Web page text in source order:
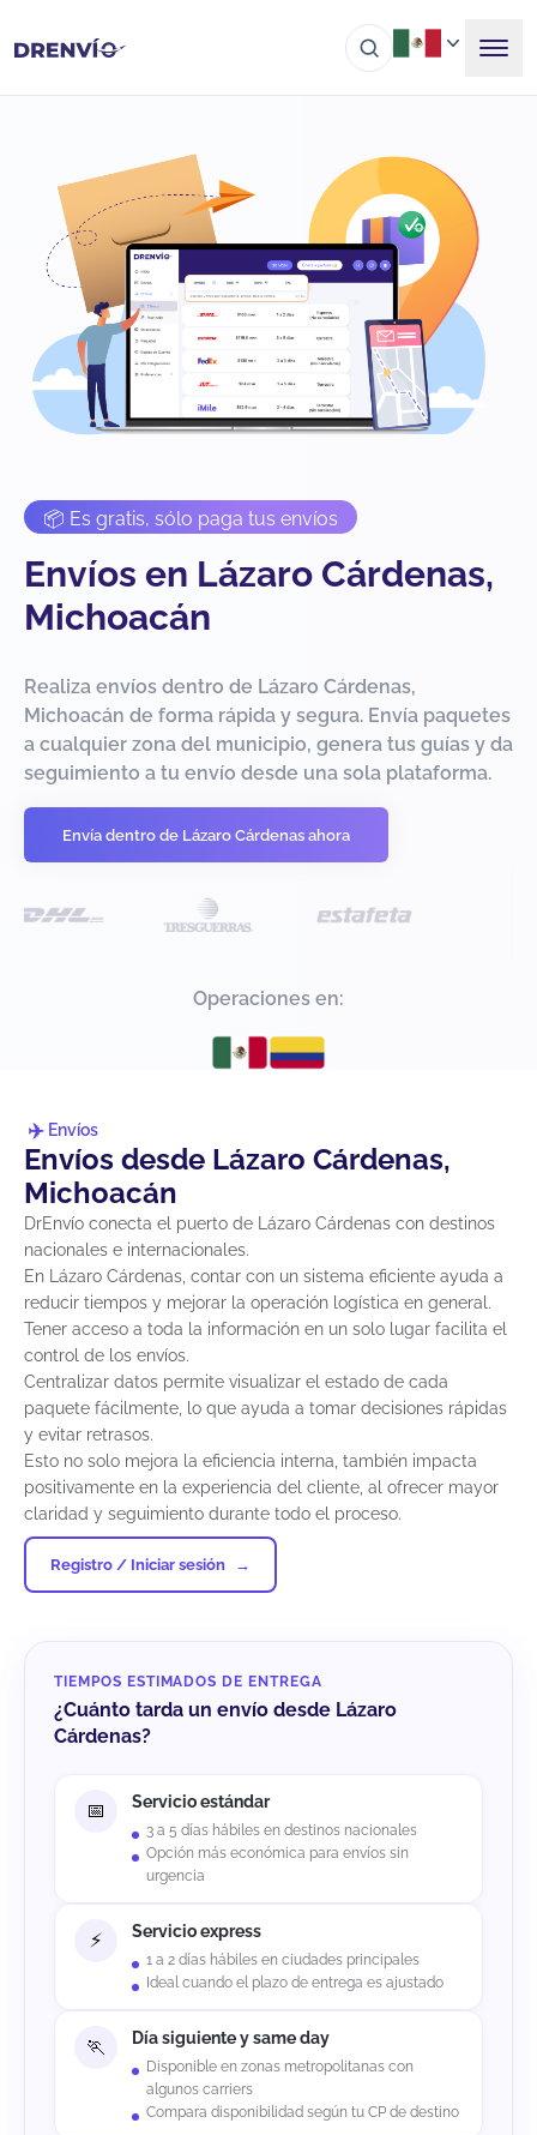
📦 Es gratis, sólo paga tus envíos
Envíos en Lázaro Cárdenas,
Michoacán
Realiza envíos dentro de Lázaro Cárdenas,
Michoacán de forma rápida y segura. Envía paquetes
a cualquier zona del municipio, genera tus guías y da
seguimiento a tu envío desde una sola plataforma.
Envía dentro de Lázaro Cárdenas ahora
Operaciones en:
Envíos
Envíos desde Lázaro Cárdenas,
Michoacán
DrEnvío conecta el puerto de Lázaro Cárdenas con destinos
nacionales e internacionales.
En Lázaro Cárdenas, contar con un sistema eficiente ayuda a
reducir tiempos y mejorar la operación logística en general.
Tener acceso a toda la información en un solo lugar facilita el
control de los envíos.
Centralizar datos permite visualizar el estado de cada
paquete fácilmente, lo que ayuda a tomar decisiones rápidas
y evitar retrasos.
Esto no solo mejora la eficiencia interna, también impacta
positivamente en la experiencia del cliente, al ofrecer mayor
claridad y seguimiento durante todo el proceso.
Registro / Iniciar sesión
TIEMPOS ESTIMADOS DE ENTREGA
¿Cuánto tarda un envío desde Lázaro
Cárdenas?
Servicio estándar
3 a 5 días hábiles en destinos nacionales
Opción más económica para envíos sin
urgencia
Servicio express
1 a 2 días hábiles en ciudades principales
Ideal cuando el plazo de entrega es ajustado
Día siguiente y same day
Disponible en zonas metropolitanas con
algunos carriers
Compara disponibilidad según tu CP de destino